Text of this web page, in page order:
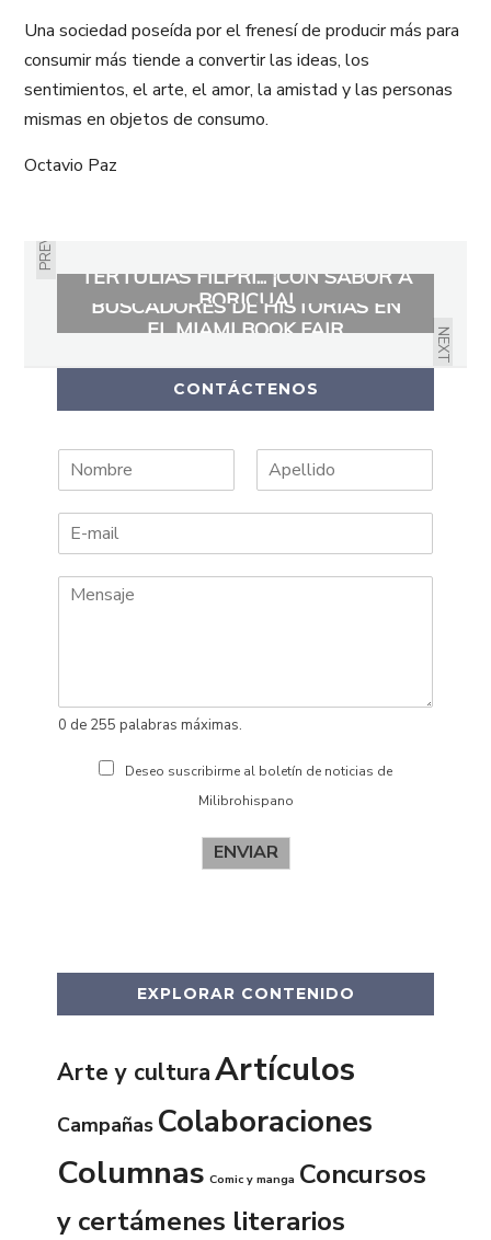
Una sociedad poseída por el frenesí de producir más para
consumir más tiende a convertir las ideas, los
sentimientos, el arte, el amor, la amistad y las personas
mismas en objetos de consumo.
Octavio Paz
PREVIOUS
TERTULIAS FILPRI... ¡CON SABOR A
BORICUA!
NEXT
BUSCADORES DE HISTORIAS EN
EL MIAMI BOOK FAIR
CONTÁCTENOS
o
b
p
l
0 de 255 palabras máximas.
Deseo suscribirme al boletín de noticias de
Milibrohispano
ENVIAR
EXPLORAR CONTENIDO
Arte y culturaArtículos
Campañas Colaboraciones
Columnas Comic y manga Concursos
y certámenes literarios